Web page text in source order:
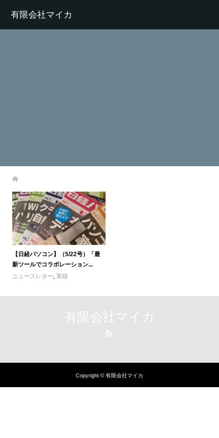
有限会社マイカ
【日経パソコン】（5/22号）「最
新ツールでコラボレーション...
ニュースレター, 実績
有限会社マイカ
Copyright © 有限会社マイカ